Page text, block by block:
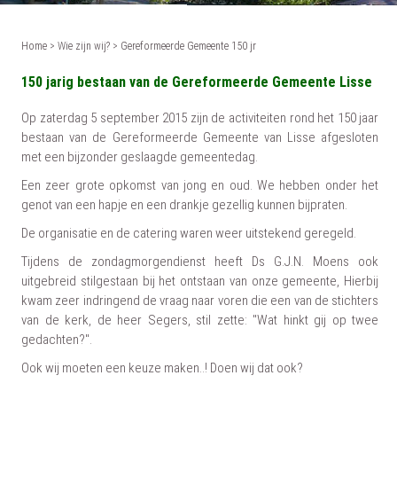
Home > Wie zijn wij? > Gereformeerde Gemeente 150 jr
150 jarig bestaan van de Gereformeerde Gemeente Lisse
Op zaterdag 5 september 2015 zijn de activiteiten rond het 150 jaar
bestaan van de Gereformeerde Gemeente van Lisse afgesloten
met een bijzonder geslaagde gemeentedag.
Een zeer grote opkomst van jong en oud. We hebben onder het
genot van een hapje en een drankje gezellig kunnen bijpraten.
De organisatie en de catering waren weer uitstekend geregeld.
Tijdens de zondagmorgendienst heeft Ds G.J.N. Moens ook
uitgebreid stilgestaan bij het ontstaan van onze gemeente, Hierbij
kwam zeer indringend de vraag naar voren die een van de stichters
van de kerk, de heer Segers, stil zette: "Wat hinkt gij op twee
gedachten?".
Ook wij moeten een keuze maken..! Doen wij dat ook?